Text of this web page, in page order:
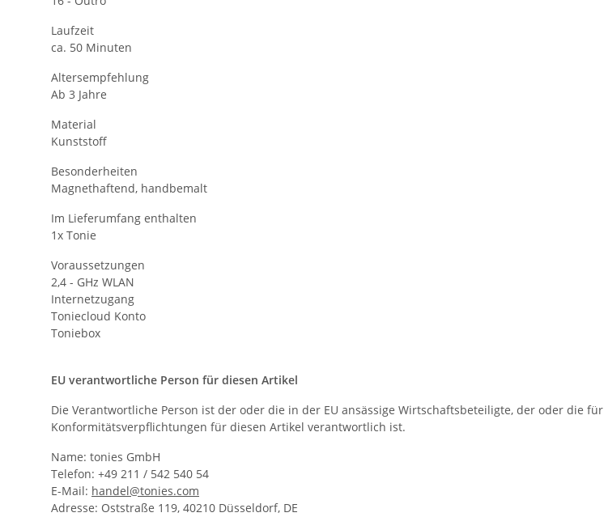
Laufzeit
ca. 50 Minuten
Altersempfehlung
Ab 3 Jahre
Material
Kunststoff
Besonderheiten
Magnethaftend, handbemalt
Im Lieferumfang enthalten
1x Tonie
Voraussetzungen
2,4 - GHz WLAN
Internetzugang
Toniecloud Konto
Toniebox
EU verantwortliche Person für diesen Artikel
Die Verantwortliche Person ist der oder die in der EU ansässige Wirtschaftsbeteiligte, der oder die für
Konformitätsverpflichtungen für diesen Artikel verantwortlich ist.
Name: tonies GmbH
Telefon: +49 211 / 542 540 54
E-Mail: handel@tonies.com
Adresse: Oststraße 119, 40210 Düsseldorf, DE